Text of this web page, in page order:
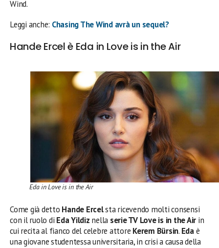
Wind.
Leggi anche: Chasing The Wind avrà un sequel?
Hande Ercel è Eda in Love is in the Air
Eda in Love is in the Air
Come già detto Hande Ercelsta ricevendo molti consensi
con il ruolo di Eda Yildiz nella serie TV Love is in the Air in
cui recita al fianco del celebre attore Kerem Bürsin. Edaè
una giovane studentessa universitaria, in crisi a causa della